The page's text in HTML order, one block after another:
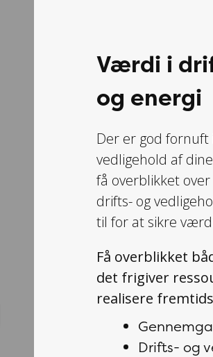
Værdi i
og energi
Der er god
vedligehold af
få overblikket
drifts- og
til for at sikre
Få overblikket
det frigiver
realisere
Drifts- og